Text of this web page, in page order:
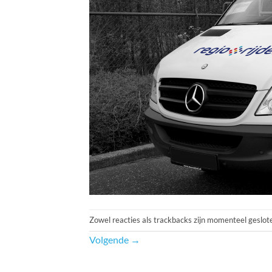
Zowel reacties als trackbacks zijn momenteel
Volgende →